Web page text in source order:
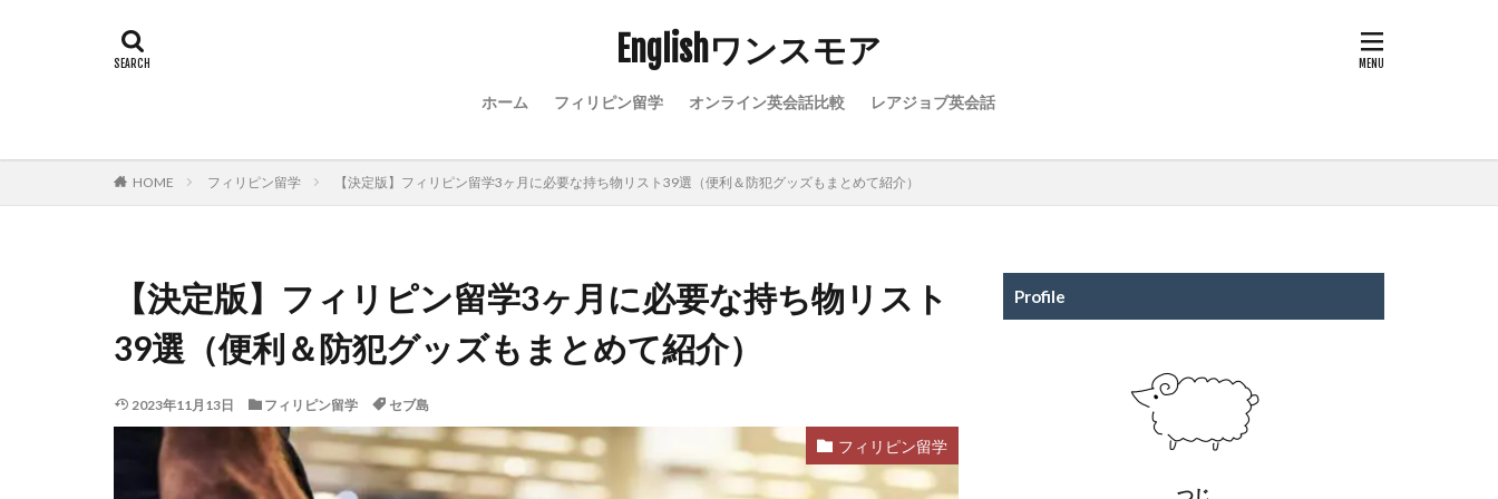
Englishワンスモア
ホーム フィリピン留学 オンライン英会話比較 レアジョブ英会話
HOME フィリピン留学 【決定版】フィリピン留学3ヶ月に必要な持ち物リスト39選（便利＆防犯グッズもまとめて紹介）
【決定版】フィリピン留学3ヶ月に必要な持ち物リスト
39選（便利＆防犯グッズもまとめて紹介）
2023年11月13日 フィリピン留学 セブ島
フィリピン留学
Profile
つじ